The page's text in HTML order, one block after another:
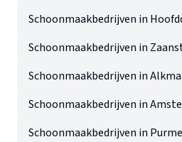
Schoonmaakbedrijven in
Schoonmaakbedrijven in
Schoonmaakbedrijven in
Schoonmaakbedrijven in
Schoonmaakbedrijven in